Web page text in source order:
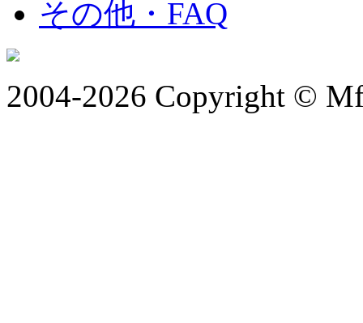
その他・FAQ
2004-2026 Copyright ©